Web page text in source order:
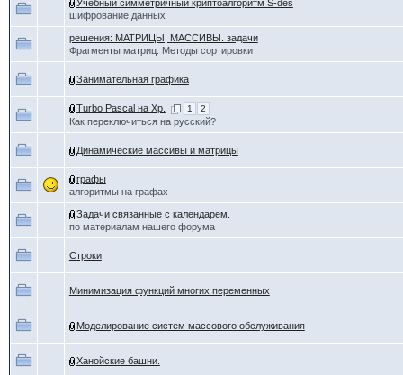
Учебный симметричный криптоалгоритм S-des
шифрование данных
решения: МАТРИЦЫ, МАССИВЫ. задачи
Фрагменты матриц. Методы сортировки
Занимательная графика
Turbo Pascal на Xp. 1 2
Как переключиться на русский?
Динамические массивы и матрицы
графы
алгоритмы на графах
Задачи связанные с календарем.
по материалам нашего форума
Строки
Минимизация функций многих переменных
Моделирование систем массового обслуживания
Ханойские башни.